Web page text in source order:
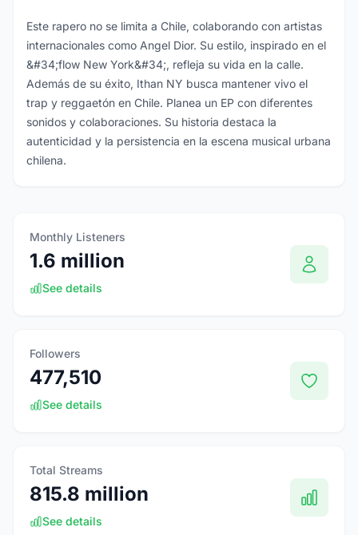
Este rapero no se limita a Chile, colaborando con artistas
internacionales como Angel Dior. Su estilo, inspirado en el
&#34;flow New York&#34;, refleja su vida en la calle.
Además de su éxito, Ithan NY busca mantener vivo el
trap y reggaetón en Chile. Planea un EP con diferentes
sonidos y colaboraciones. Su historia destaca la
autenticidad y la persistencia en la escena musical urbana
chilena.
Monthly Listeners
1.6 million
See details
Followers
477,510
See details
Total Streams
815.8 million
See details